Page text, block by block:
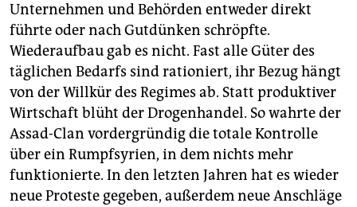
Unternehmen und Behörden entweder direkt
führte oder nach Gutdünken schröpfte.
Wiederaufbau gab es nicht. Fast alle Güter des
täglichen Bedarfs sind rationiert, ihr Bezug hängt
von der Willkür des Regimes ab. Statt produktiver
Wirtschaft blüht der Drogenhandel. So wahrte der
Assad-Clan vordergründig die totale Kontrolle
über ein Rumpfsyrien, in dem nichts mehr
funktionierte. In den letzten Jahren hat es wieder
neue Proteste gegeben, außerdem neue Anschläge